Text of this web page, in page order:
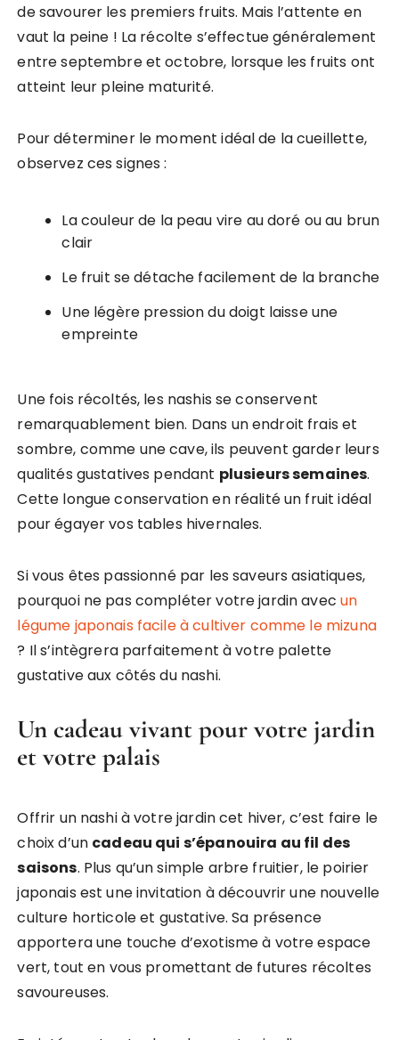
de savourer les premiers fruits. Mais l’attente en
vaut la peine ! La récolte s’effectue généralement
entre septembre et octobre, lorsque les fruits ont
atteint leur pleine maturité.
Pour déterminer le moment idéal de la cueillette,
observez ces signes :
La couleur de la peau vire au doré ou au brun
clair
Le fruit se détache facilement de la branche
Une légère pression du doigt laisse une
empreinte
Une fois récoltés, les nashis se conservent
remarquablement bien. Dans un endroit frais et
sombre, comme une cave, ils peuvent garder leurs
qualités gustatives pendant plusieurs semaines.
Cette longue conservation en réalité un fruit idéal
pour égayer vos tables hivernales.
Si vous êtes passionné par les saveurs asiatiques,
pourquoi ne pas compléter votre jardin avecun
légume japonais facile à cultiver comme le mizuna
? Il s’intègrera parfaitement à votre palette
gustative aux côtés du nashi.
Un cadeau vivant pour votre jardin
et votre palais
Offrir un nashi à votre jardin cet hiver, c’est faire le
choix d’un cadeau qui s’épanouira au fil des
saisons. Plus qu’un simple arbre fruitier, le poirier
japonais est une invitation à découvrir une nouvelle
culture horticole et gustative. Sa présence
apportera une touche d’exotisme à votre espace
vert, tout en vous promettant de futures récoltes
savoureuses.